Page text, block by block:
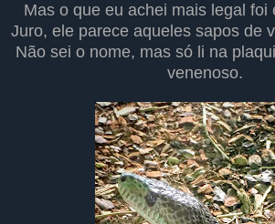
Mas o que eu achei mais legal foi
Juro, ele parece aqueles sapos de
Não sei o nome, mas só li na
venenoso.